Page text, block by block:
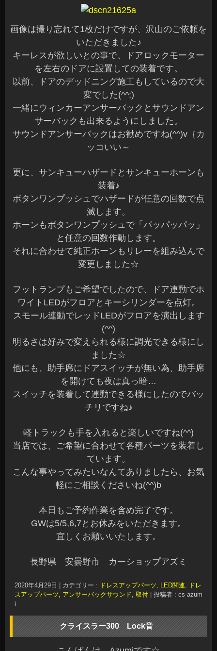
画像は撮り忘れて1枚だけですが、沢山のご依頼を
いただきました♪
キーレスが欲しいとの事で、ドアロックモーター
を左右のドアに設置しての装着です。
以前、ドアのデッドニング施工もしているので大
変でした(^^;)
一緒にウィンカーアンサーバックとサウンドアン
サーバックも出来るようにしました。
サウンドアンサーバックはお勧めですね(^^)v｛カ
ッコいい～
更に、サンキューハザードとサンキューホーンも
装着♪
ボタンワンプッシュでハザードが任意の回数で点
滅します。
ホーンもボタンワンプッシュで「パッパッパッ」
と任意の回数作動します。
それに合わせて純正ホーンもリレーを組み込んで
変更しました☆
フットランプもご希望でしたので、ドア連動でホ
ワイトLEDがフロアとキーシリンダーを点灯。
スモール連動でレッドLEDがフロアを演出します
(^^)
明るさは好みで変えられる様に調光できる様にし
ました☆
他にも、助手席にドアスイッチが無い為、助手席
を開けても夜は真っ暗…
スイッチを装着して連動できる様にしたのでバッ
チリですね♪
軽トラックも手を入れると楽しいですね(^^)
当店では、ご希望に合わせて各種パーツを装着し
ています。
こんな事やってみたいなんてありましたら、お気
軽にご相談くださいね(^^)b
本日もご予約作業を含め完了です。
GWは5/5,6,7とお休みをいただきます。
宜しくお願いいたします。
長野県 安曇野市 カーショップアズミ
2020年4月29日 カテゴリー : ドレスアップパーツ, LED関連, ドレ
スアップパーツ, アンサーバックサウンド, 取付
投稿者 : cs-azum
i
クライスラー300 Lock音